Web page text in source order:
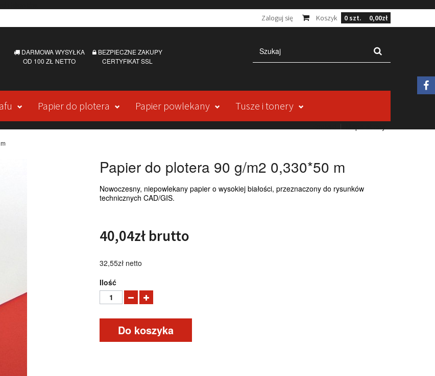
Koszyk 0 szt. 0,00zł
Zaloguj się
DARMOWA WYSYŁKA
OD 100 ZŁ NETTO
BEZPIECZNE ZAKUPY
CERTYFIKAT SSL
Papier do plotera Papier powlekany Tusze i tonery
Papier do plotera 90 g/m2 0,330*50 m
Nowoczesny, niepowlekany papier o wysokiej białości, przeznaczony do rysunków
technicznych CAD/GIS.
40,04zł brutto
32,55zł netto
Ilość
Do koszyka